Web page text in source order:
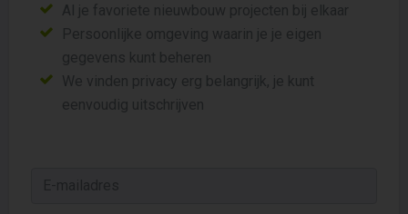
Al je favoriete nieuwbouw projecten bij elkaar
Persoonlijke omgeving waarin je je eigen
gegevens kunt beheren
We vinden privacy erg belangrijk, je kunt
eenvoudig uitschrijven